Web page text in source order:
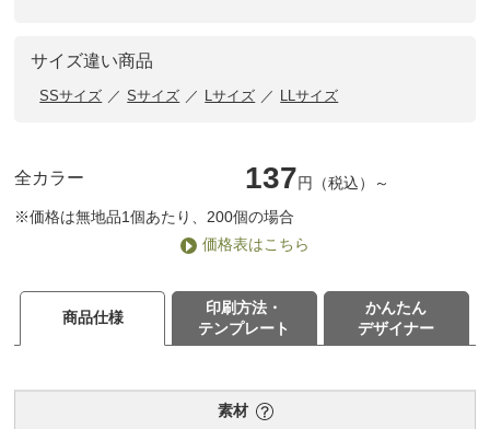
サイズ違い商品
SSサイズ Sサイズ Lサイズ LLサイズ
全カラー 137円（税込）～
※価格は無地品1個あたり、200個の場合
価格表はこちら
商品仕様
印刷方法・
テンプレート
かんたん
デザイナー
素材